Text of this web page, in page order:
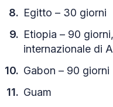
Egitto – 30 giorni
Etiopia – 90
internazionale di
Gabon – 90 giorni
Guam